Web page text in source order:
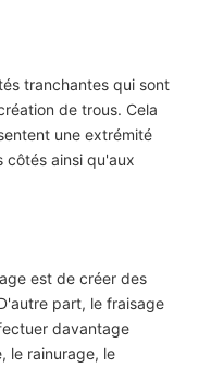
tranchantes qui sont
de trous. Cela
une extrémité
côtés ainsi qu'aux
est de créer des
part, le fraisage
davantage
le rainurage, le